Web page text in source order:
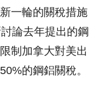
一輪的關稅措施
論去年提出的鋼
制加拿大對美出
的鋼鋁關稅。